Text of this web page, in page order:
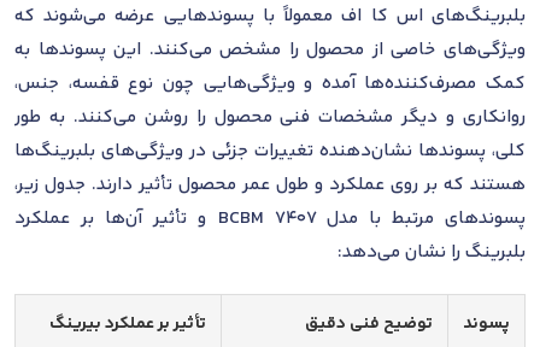
بلبرینگ‌های اس کا اف معمولاً با پسوندهایی عرضه می‌شوند که
ویژگی‌های خاصی از محصول را مشخص می‌کنند. این پسوندها به
کمک مصرف‌کننده‌ها آمده و ویژگی‌هایی چون نوع قفسه، جنس،
روانکاری و دیگر مشخصات فنی محصول را روشن می‌کنند. به طور
کلی، پسوندها نشان‌دهنده تغییرات جزئی در ویژگی‌های بلبرینگ‌ها
هستند که بر روی عملکرد و طول عمر محصول تأثیر دارند. جدول زیر،
پسوندهای مرتبط با مدل 7407 BCBM و تأثیر آن‌ها بر عملکرد
بلبرینگ را نشان می‌دهد:
پسوند توضیح فنی دقیق تأثیر بر عملکرد بیرینگ